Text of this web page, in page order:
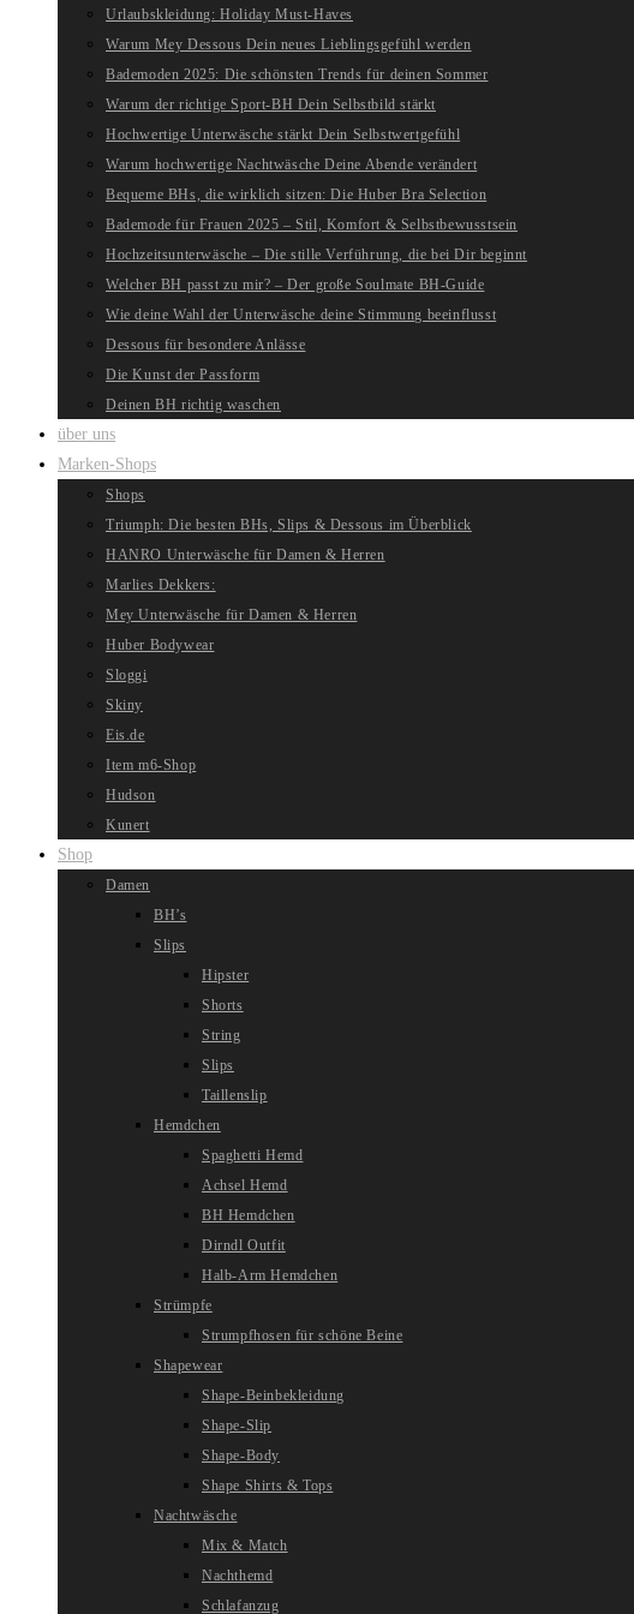
Urlaubskleidung: Holiday Must-Haves
Warum Mey Dessous Dein neues Lieblingsgefühl werden
Bademoden 2025: Die schönsten Trends für deinen Sommer
Warum der richtige Sport-BH Dein Selbstbild stärkt
Hochwertige Unterwäsche stärkt Dein Selbstwertgefühl
Warum hochwertige Nachtwäsche Deine Abende verändert
Bequeme BHs, die wirklich sitzen: Die Huber Bra Selection
Bademode für Frauen 2025 – Stil, Komfort & Selbstbewusstsein
Hochzeitsunterwäsche – Die stille Verführung, die bei Dir beginnt
Welcher BH passt zu mir? – Der große Soulmate BH-Guide
Wie deine Wahl der Unterwäsche deine Stimmung beeinflusst
Dessous für besondere Anlässe
Die Kunst der Passform
Deinen BH richtig waschen
über uns
Marken-Shops
Shops
Triumph: Die besten BHs, Slips & Dessous im Überblick
HANRO Unterwäsche für Damen & Herren
Marlies Dekkers:
Mey Unterwäsche für Damen & Herren
Huber Bodywear
Sloggi
Skiny
Eis.de
Item m6-Shop
Hudson
Kunert
Shop
Damen
BH’s
Slips
Hipster
Shorts
String
Slips
Taillenslip
Hemdchen
Spaghetti Hemd
Achsel Hemd
BH Hemdchen
Dirndl Outfit
Halb-Arm Hemdchen
Strümpfe
Strumpfhosen für schöne Beine
Shapewear
Shape-Beinbekleidung
Shape-Slip
Shape-Body
Shape Shirts & Tops
Nachtwäsche
Mix & Match
Nachthemd
Schlafanzug